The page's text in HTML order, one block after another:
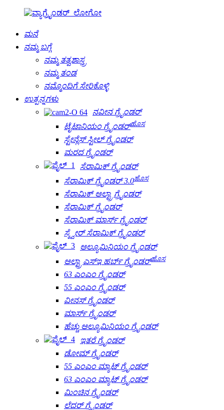
ಮನೆ
ನಮ್ಮ ಬಗ್ಗೆ
ನಮ್ಮ ತತ್ವಶಾಸ್ತ್ರ
ನಮ್ಮ ತಂಡ
ನಮ್ಮೊಂದಿಗೆ ಸೇರಿಕೊಳ್ಳಿ
ಉತ್ಪನ್ನಗಳು
ನವೀನ ಗ್ರೈಂಡರ್
ಟೈಟಾನಿಯಂ ಗ್ರೈಂಡರ್ಹೊಸ
ಸ್ಟೇನ್ಲೆಸ್ ಸ್ಟೀಲ್ ಗ್ರೈಂಡರ್
ಮರದ ಗ್ರೈಂಡರ್
ಸೆರಾಮಿಕ್ ಗ್ರೈಂಡರ್
ಸೆರಾಮಿಕ್ ಗ್ರೈಂಡರ್ 3.0ಹೊಸ
ಸೆರಾಮಿಕ್ ಅಲ್ಟ್ರಾ ಗ್ರೈಂಡರ್
ಸೆರಾಮಿಕ್ ಗ್ರೈಂಡರ್
ಸೆರಾಮಿಕ್ ಮಾರ್ಸ್ ಗ್ರೈಂಡರ್
ಸ್ಕ್ವೇರ್ ಸೆರಾಮಿಕ್ ಗ್ರೈಂಡರ್
ಅಲ್ಯೂಮಿನಿಯಂ ಗ್ರೈಂಡರ್
ಅಲ್ಟ್ರಾ ಎಸ್ಇ ಹರ್ಬ್ ಗ್ರೈಂಡರ್ಹೊಸ
63 ಎಂಎಂ ಗ್ರೈಂಡರ್
55 ಎಂಎಂ ಗ್ರೈಂಡರ್
ವೀನಸ್ ಗ್ರೈಂಡರ್
ಮಾರ್ಸ್ ಗ್ರೈಂಡರ್
ಹೆಚ್ಚು ಅಲ್ಯೂಮಿನಿಯಂ ಗ್ರೈಂಡರ್
ಇತರೆ ಗ್ರೈಂಡರ್
ಡೋಮ್ ಗ್ರೈಂಡರ್
55 ಎಂಎಂ ಮ್ಯಾಟ್ ಗ್ರೈಂಡರ್
63 ಎಂಎಂ ಮ್ಯಾಟ್ ಗ್ರೈಂಡರ್
ಮಿಂಚಿನ ಗ್ರೈಂಡರ್
ಲೆದರ್ ಗ್ರೈಂಡರ್